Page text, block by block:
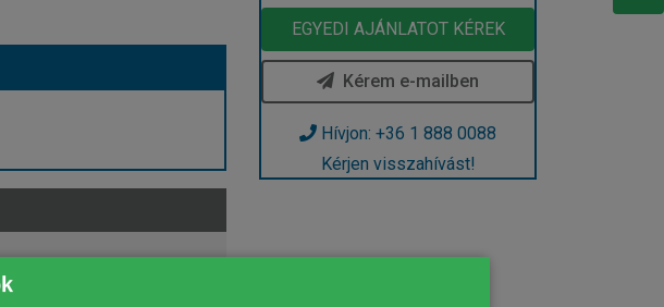
EGYEDI AJÁNLATOT KÉREK
Kérem e-mailben
Hívjon: +36 1 888 0088
Kérjen visszahívást!